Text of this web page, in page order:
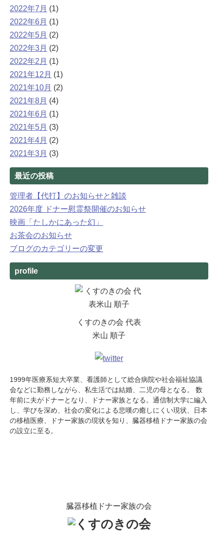
2022年7月 (1)
2022年6月 (1)
2022年5月 (2)
2022年3月 (2)
2022年2月 (1)
2021年12月 (1)
2021年10月 (2)
2021年8月 (4)
2021年6月 (1)
2021年5月 (3)
2021年4月 (2)
2021年3月 (3)
最近の投稿
管理者【代打】のお知らせと雑談
2026年度 ドナー慰霊祭開催のお知らせ
映画「たしかにあった幻」
お茶会のお知らせ
ブログのカテゴリーの変更
profile
くすのきの会 代表
米山 順子
1999年医療系短大卒業、看護師として総合病院や社会福祉協議
会などに勤務しながら、私生活では結婚、二児の母となる。 数
年前に夫がドナーとなり、ドナー家族となる。通信制大学に編入
し、学びを深め、社会の変化による悲嘆の癒しにくい現状、日本
の移植医療、ドナー家族の現状を知り、臓器移植ドナー家族の会
の設立に至る。
臓器移植ドナー家族の会